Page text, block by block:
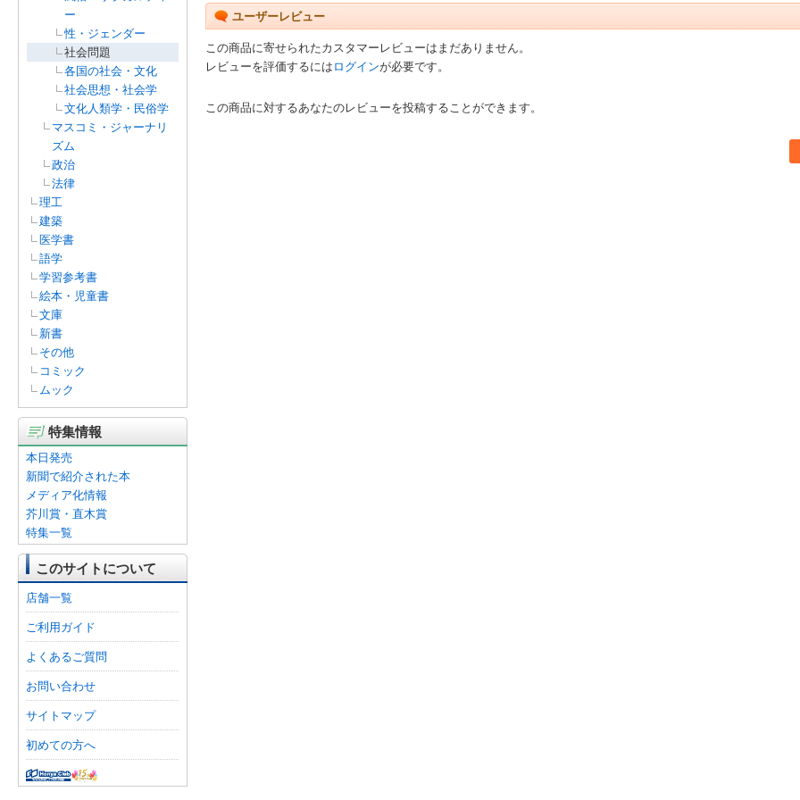
ー
性・ジェンダー
社会問題
各国の社会・文化
社会思想・社会学
文化人類学・民俗学
マスコミ・ジャーナリ
ズム
政治
法律
理工
建築
医学書
語学
学習参考書
絵本・児童書
文庫
新書
その他
コミック
ムック
特集情報
本日発売
新聞で紹介された本
メディア化情報
芥川賞・直木賞
特集一覧
このサイトについて
店舗一覧
ご利用ガイド
よくあるご質問
お問い合わせ
サイトマップ
初めての方へ
ユーザーレビュー
この商品に寄せられたカスタマーレビューはまだありません。
レビューを評価するには ログインが必要です。
この商品に対するあなたのレビューを投稿することができます。